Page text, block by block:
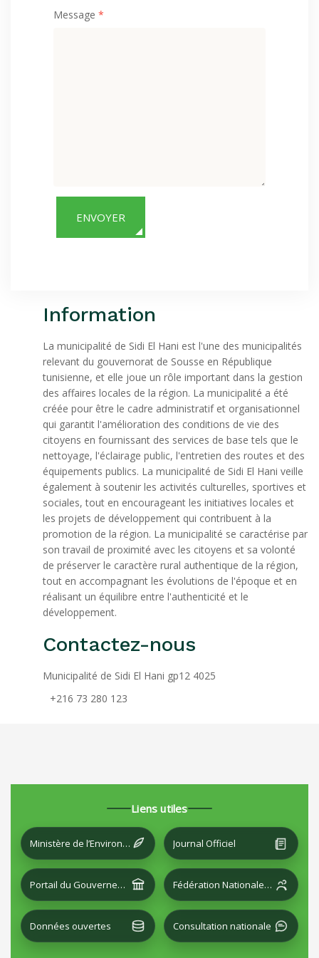
Message *
ENVOYER
Information
La municipalité de Sidi El Hani est l'une des municipalités
relevant du gouvernorat de Sousse en République
tunisienne, et elle joue un rôle important dans la gestion
des affaires locales de la région. La municipalité a été
créée pour être le cadre administratif et organisationnel
qui garantit l'amélioration des conditions de vie des
citoyens en fournissant des services de base tels que le
nettoyage, l'éclairage public, l'entretien des routes et des
équipements publics. La municipalité de Sidi El Hani veille
également à soutenir les activités culturelles, sportives et
sociales, tout en encourageant les initiatives locales et
les projets de développement qui contribuent à la
promotion de la région. La municipalité se caractérise par
son travail de proximité avec les citoyens et sa volonté
de préserver le caractère rural authentique de la région,
tout en accompagnant les évolutions de l'époque et en
réalisant un équilibre entre l'authenticité et le
développement.
Contactez-nous
Municipalité de Sidi El Hani gp12 4025
+216 73 280 123
Liens utiles
Ministère de l’Environnement et du Développement local Journal Officiel
Portail du Gouvernement Fédération Nationale des Villes
Données ouvertes Consultation nationale